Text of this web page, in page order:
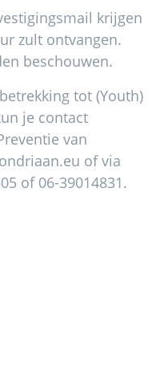
krijgen
zult ontvangen.
beschouwen.
tot (Youth)
je contact
van
of via
of 06-39014831.